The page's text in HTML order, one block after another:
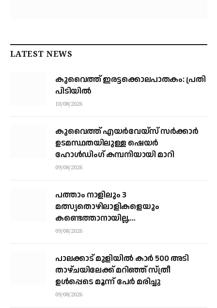
LATEST NEWS
കുവൈത്ത് ഇരട്ടക്കൊലപാതകം: പ്രതി
പിടിയിൽ
10/08/2026
കുവൈത്ത് എയര്‍വേയ്‌സ് സര്‍ക്കാര്‍
ഉടമസ്ഥതയിലുള്ള ഷെയര്‍
ഹോള്‍ഡിംഗ് കമ്പനിയായി മാറി
09/08/2026
പത്താം നാളിലും 3
മത്സ്യതൊഴിലാളികളെയും
കണ്ടെത്താനായില്ല,
നാവികസേനയെത്തിയിട്ടും രക്ഷയില്ല;
09/08/2026
പാലക്കാട് മുളിയിൽ കാർ 500 അടി
താഴ്ചയിലേക്ക് മറിഞ്ഞ് സ്ത്രീ
ഉൾപ്പെടെ മൂന്ന് പേർ മരിച്ചു
09/08/2026